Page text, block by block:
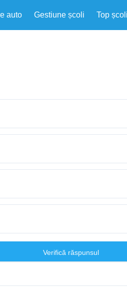
auto Gestiune școli Top
Verifică răspunsul